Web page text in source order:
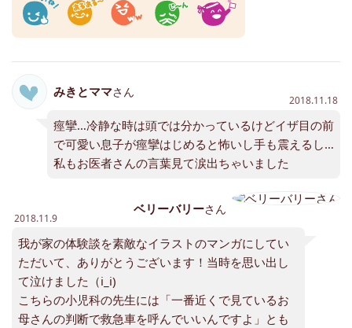
みきとママさん
2018.11.18
痙攣…冷静な時は頭では分かっているけどイザ目の前
で可愛い息子が痙攣はじめると怖いし手も震えるし…
私もお医者さんの言葉見て涙出ちゃいました
ベリーバリーさん
2018.11.9
我が家の体験談を素敵なイラストのマンガにしてい
ただいて、ありがとうございます！当時を思い出し
て泣けました（i_i)
こちらの小児科の先生には「一番近くで見ているお
母さんの判断で救急車を呼んでいいんですよ」とも